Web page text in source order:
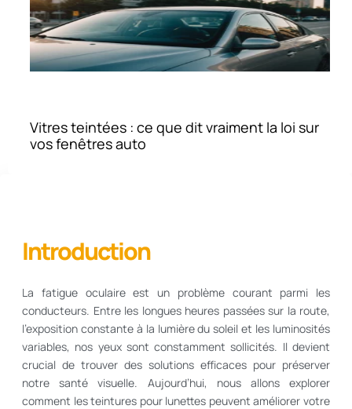
Introduction
La fatigue oculaire est un problème courant parmi les
conducteurs. Entre les longues heures passées sur la route,
l’exposition constante à la lumière du soleil et les luminosités
variables, nos yeux sont constamment sollicités. Il devient
crucial de trouver des solutions efficaces pour préserver
notre santé visuelle. Aujourd’hui, nous allons explorer
comment les teintures pour lunettes peuvent améliorer votre
Vitres teintées : ce que dit vraiment la loi sur
vos fenêtres auto